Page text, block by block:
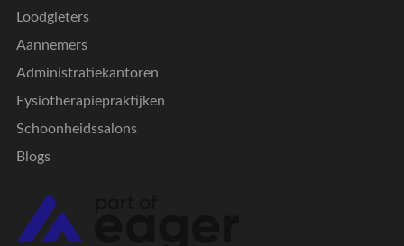
Loodgieters
Aannemers
Administratiekantoren
Fysiotherapiepraktijken
Schoonheidssalons
Blogs